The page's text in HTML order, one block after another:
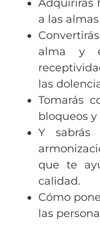
Adquirirás
a las
alma y
las
Tomarás
bloqueos
Y
que te
calidad.
Cómo
las